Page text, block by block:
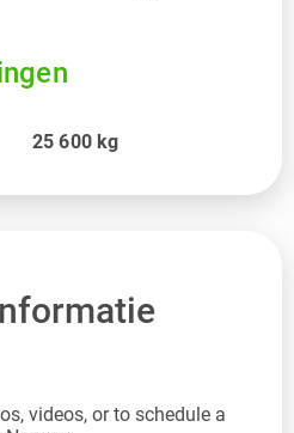
25 600 kg
videos, or to schedule a